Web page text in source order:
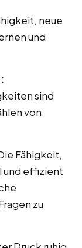
neue
und
sind
von
Fähigkeit,
und effizient
zu